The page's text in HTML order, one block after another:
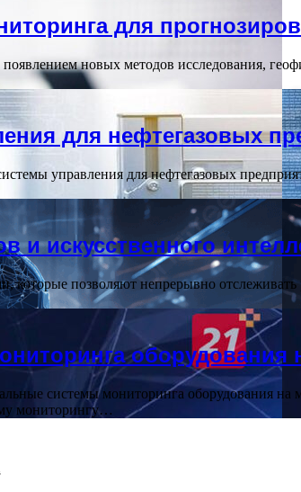
для
новых методов исследования,
для нефтегазовых
управления для нефтегазовых
искусственного
позволяют непрерывно
оборудования
системы мониторинга оборудования на
мониторингу…